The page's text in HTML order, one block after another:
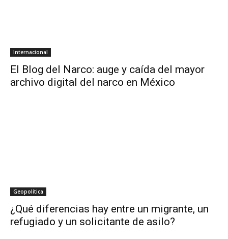
Internacional
El Blog del Narco: auge y caída del mayor
archivo digital del narco en México
Geopolítica
¿Qué diferencias hay entre un migrante, un
refugiado y un solicitante de asilo?